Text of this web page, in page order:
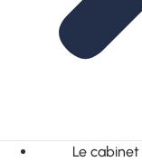
Le cabinet